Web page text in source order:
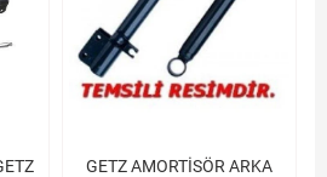
GETZ AMORTİSÖR ARKA